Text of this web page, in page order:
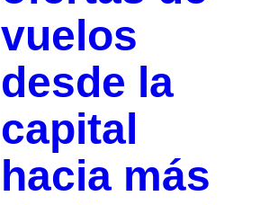
vuelos
desde la
capital
hacia más